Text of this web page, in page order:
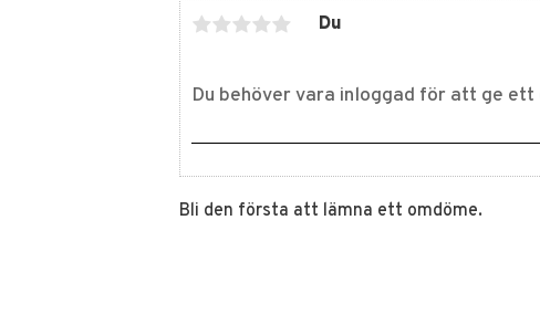
Du
Bli den första att lämna ett omdöme.